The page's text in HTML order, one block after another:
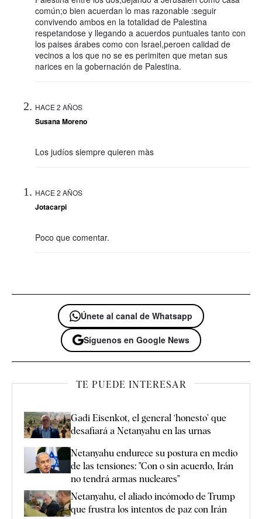
común;o bien acuerdan lo mas razonable :seguir
convivendo ambos en la totalidad de Palestina
respetandose y llegando a acuerdos puntuales tanto con
los paises árabes como con Israel,peroen calidad de
vecinos a los que no se es perimiten que metan sus
narices en la gobernación de Palestina.
HACE 2 AÑOS
Susana Moreno
Los judíos siempre quieren màs
HACE 2 AÑOS
Jotacarpi
Poco que comentar.
Únete al canal de Whatsapp
Síguenos en Google News
TE PUEDE INTERESAR
Gadi Eisenkot, el general ‘honesto’ que
desafiará a Netanyahu en las urnas
Netanyahu endurece su postura en medio
de las tensiones: "Con o sin acuerdo, Irán
no tendrá armas nucleares"
Netanyahu, el aliado incómodo de Trump
que frustra los intentos de paz con Irán